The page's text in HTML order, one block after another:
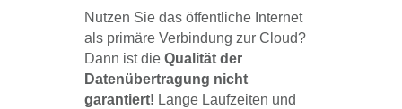
Nutzen Sie das öffentliche Internet
als primäre Verbindung zur Cloud?
Dann ist die Qualität der
Datenübertragung nicht
garantiert! Lange Laufzeiten und